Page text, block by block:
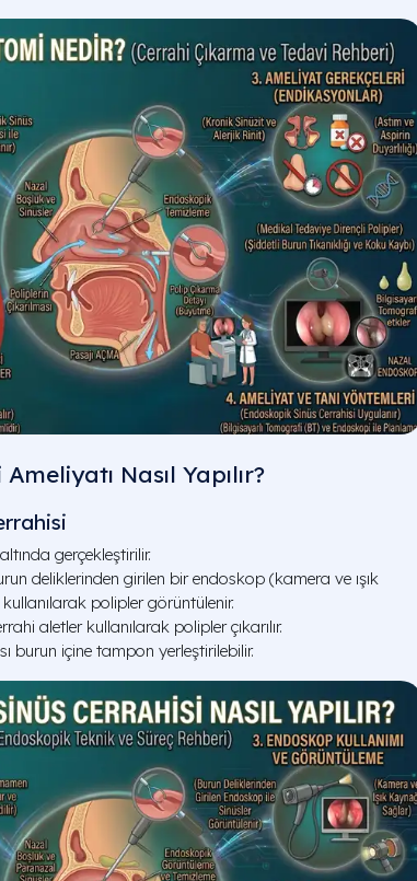
Nasıl Yapılır?
gerçekleştirilir.
deliklerinden girilen bir endoskop (kamera ve ışık
polipler görüntülenir.
aletler kullanılarak polipler çıkarılır.
burun içine tampon yerleştirilebilir.